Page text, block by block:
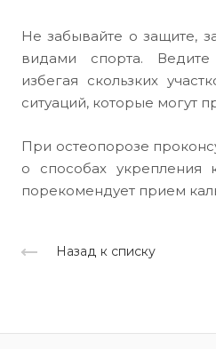
Не забывайте о защите,
видами спорта.
избегая скользких
ситуаций, которые могут
При остеопорозе
о способах укрепления
порекомендует прием
Назад к списку